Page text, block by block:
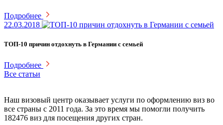
Подробнее
22.03.2018
ТОП-10 причин отдохнуть в Германии с семьей
Подробнее
Все статьи
Наш визовый центр оказывает услуги по оформлению виз во
все страны с 2011 года. За это время мы помогли получить
182476 виз для посещения других стран.